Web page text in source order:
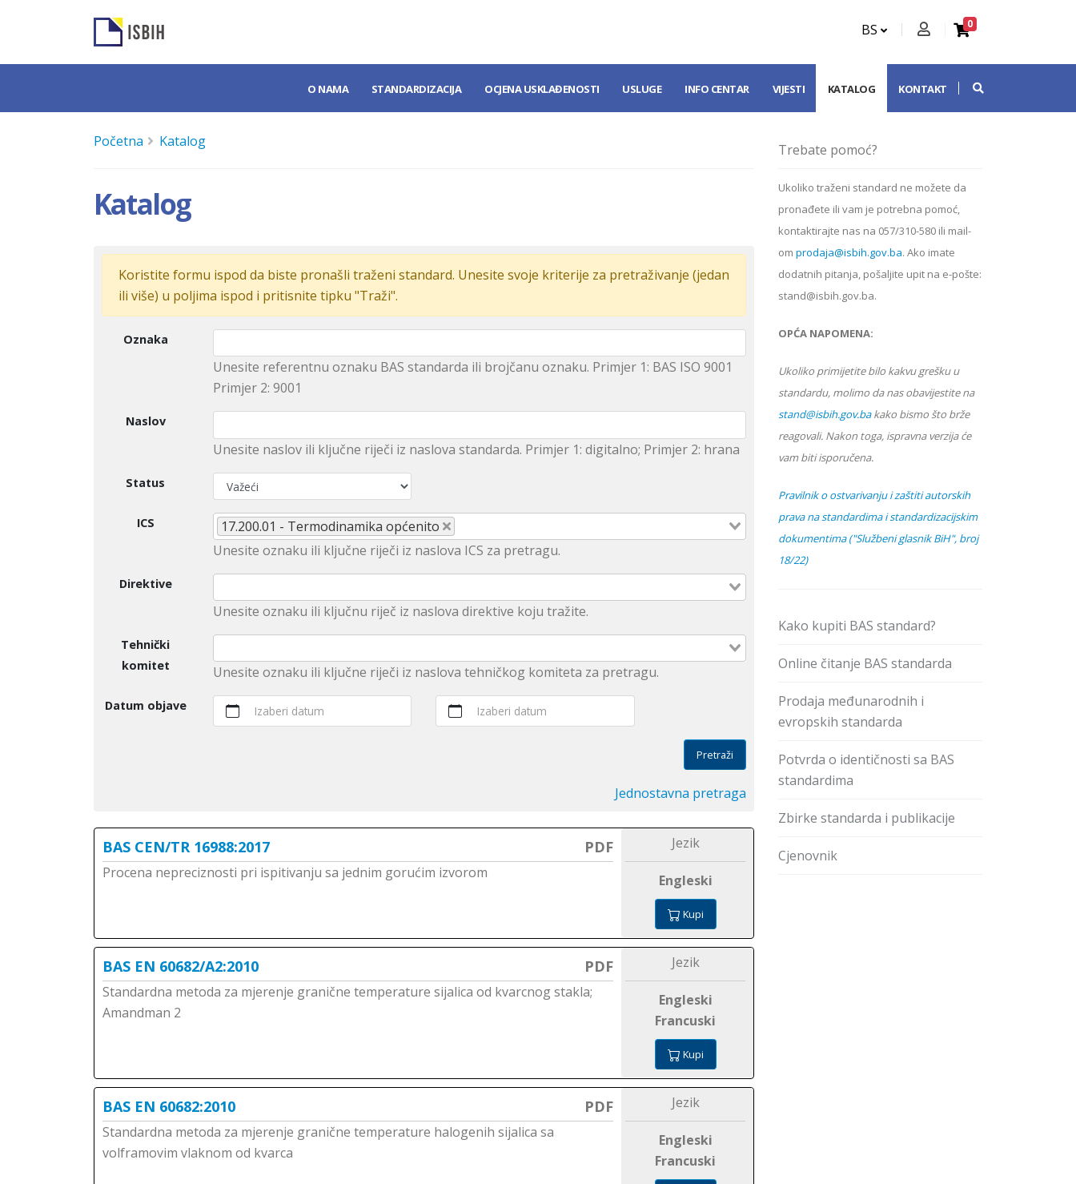
BS 0
O NAMA STANDARDIZACIJA OCJENA USKLAĐENOSTI USLUGE INFO CENTAR VIJESTI KATALOG KONTAKT
Početna Katalog
Katalog
Koristite formu ispod da biste pronašli traženi standard. Unesite svoje kriterije za pretraživanje (jedan
ili više) u poljima ispod i pritisnite tipku "Traži".
Oznaka
Unesite referentnu oznaku BAS standarda ili brojčanu oznaku. Primjer 1: BAS ISO 9001
Primjer 2: 9001
Naslov
Unesite naslov ili ključne riječi iz naslova standarda. Primjer 1: digitalno; Primjer 2: hrana
Status
ICS
17.200.01 - Termodinamika općenito
Unesite оznaku ili ključne riječi iz naslova ICS za pretragu.
Direktive
Unеsitе oznaku ili klјučnu rijеč iz nаslоvа dirеktivе kојu trаžitе.
Tehnički
komitet
Unesite оznaku ili ključne riječi iz naslova tehničkog komiteta za pretragu.
Datum objave Izaberi datum Izaberi datum
Pretraži
Jednostavna pretraga
BAS CEN/TR 16988:2017 PDF
Procena nepreciznosti pri ispitivanju sa jednim gorućim izvorom
Jezik
Engleski
Kupi
BAS EN 60682/A2:2010 PDF
Standardna metoda za mjerenje granične temperature sijalica od kvarcnog stakla;
Amandman 2
Jezik
Engleski
Francuski
Kupi
BAS EN 60682:2010 PDF
Standardna metoda za mjerenje granične temperature halogenih sijalica sa
volframovim vlaknom od kvarca
Jezik
Engleski
Francuski
Trebate pomoć?
Ukoliko traženi standard ne možete da
pronađete ili vam je potrebna pomoć,
kontaktirajte nas na 057/310-580 ili mail-
om prodaja@isbih.gov.ba. Ako imate
dodatnih pitanja, pošaljite upit na e-pošte:
stand@isbih.gov.ba.
OPĆA NAPOMENA:
Ukoliko primijetite bilo kakvu grešku u
standardu, molimo da nas obavijestite na
stand@isbih.gov.bakako bismo što brže
reagovali. Nakon toga, ispravna verzija će
vam biti isporučena.
Pravilnik o ostvarivanju i zaštiti autorskih
prava na standardima i standardizacijskim
dokumentima ("Službeni glasnik BiH", broj
18/22)
Kako kupiti BAS standard?
Online čitanje BAS standarda
Prodaja međunarodnih i
evropskih standarda
Potvrda o identičnosti sa BAS
standardima
Zbirke standarda i publikacije
Cjenovnik